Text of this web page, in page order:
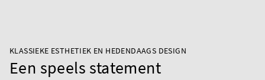
KLASSIEKE ESTHETIEK EN HEDENDAAGS DESIGN
Een speels statement